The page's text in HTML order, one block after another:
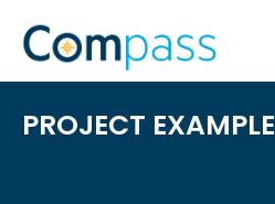
content
PROJECT EXAMPLE